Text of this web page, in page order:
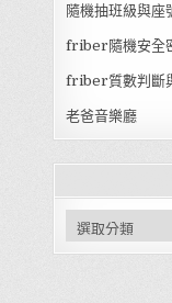
隨機抽班級與座
friber隨機安全
friber質數判斷
老爸音樂廳
分類